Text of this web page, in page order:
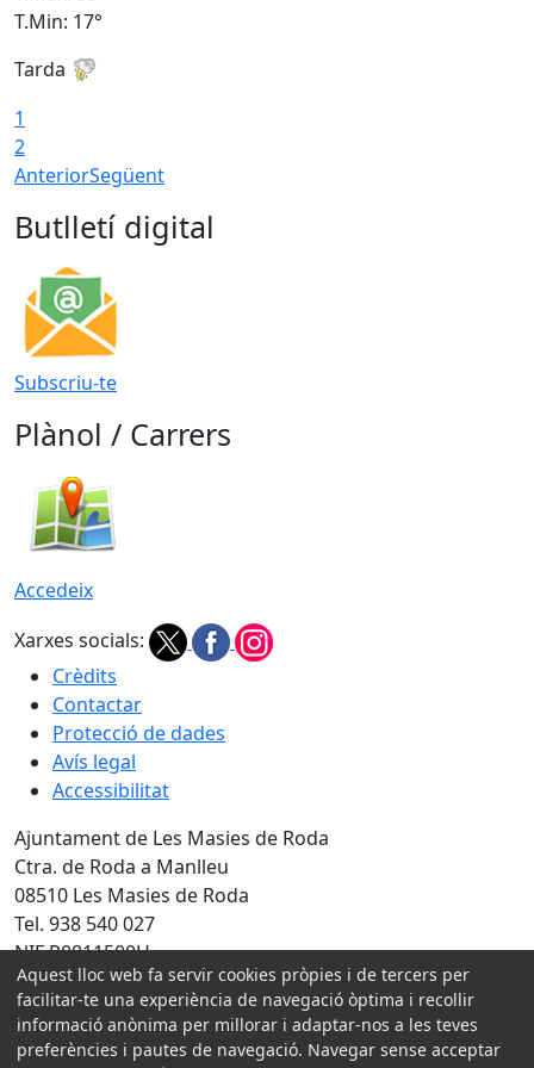
T.Min: 17°
Tarda
1
2
AnteriorSegüent
Butlletí digital
Subscriu-te
Plànol / Carrers
Accedeix
Xarxes socials:
Crèdits
Contactar
Protecció de dades
Avís legal
Accessibilitat
Ajuntament de Les Masies de Roda
Ctra. de Roda a Manlleu
08510 Les Masies de Roda
Tel. 938 540 027
NIF P0811500H
Amb la col·laboració de:
Aquest lloc web fa servir cookies pròpies i de tercers per
facilitar-te una experiència de navegació òptima i recollir
informació anònima per millorar i adaptar-nos a les teves
preferències i pautes de navegació. Navegar sense acceptar